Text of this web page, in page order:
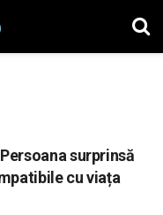
surprinsă
cu viața